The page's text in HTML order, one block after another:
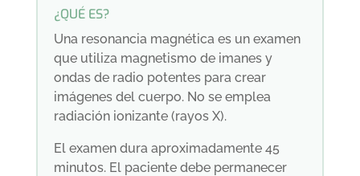
¿QUÉ ES?
Una resonancia magnética es un examen
que utiliza magnetismo de imanes y
ondas de radio potentes para crear
imágenes del cuerpo. No se emplea
radiación ionizante (rayos X).
El examen dura aproximadamente 45
minutos. El paciente debe permanecer